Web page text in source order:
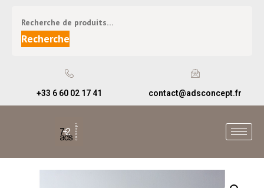
Recherche
+33 6 60 02 17 41 contact@adsconcept.fr